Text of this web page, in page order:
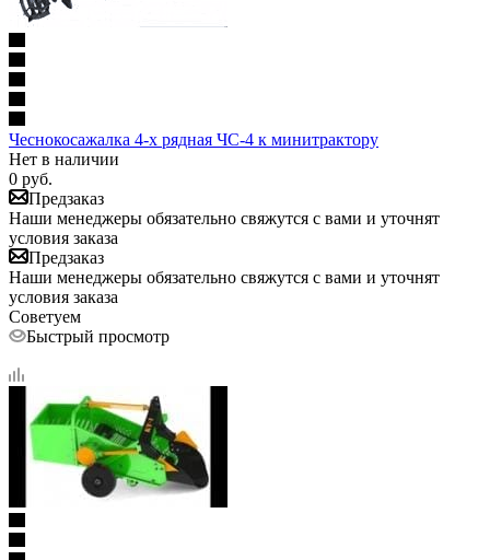
Чеснокосажалка 4-х рядная ЧС-4 к минитрактору
Нет в наличии
0 руб.
Предзаказ
Наши менеджеры обязательно свяжутся с вами и уточнят
условия заказа
Предзаказ
Наши менеджеры обязательно свяжутся с вами и уточнят
условия заказа
Советуем
Быстрый просмотр